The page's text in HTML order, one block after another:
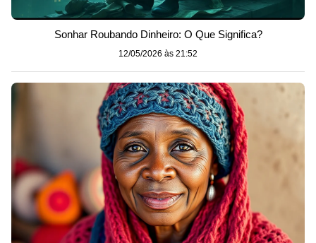
Sonhar Roubando Dinheiro: O Que Significa?
12/05/2026 às 21:52